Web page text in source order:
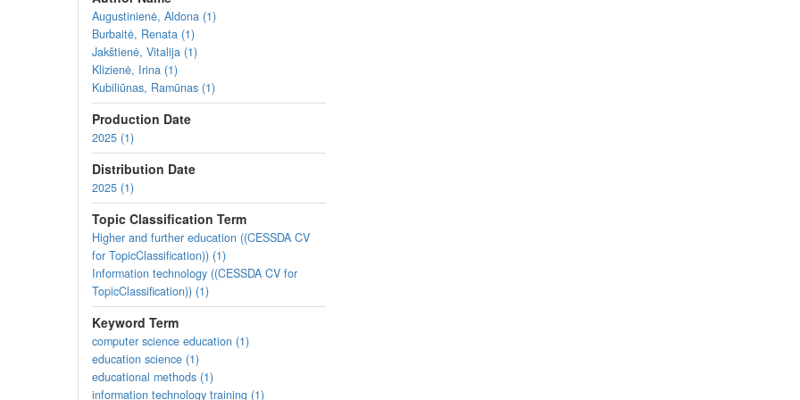
communication tools, while maintaining relevance in both global and local social and technological contexts. The topics
the information society and prepare students to be active, critically thinking, digitally literate citizens.
Lesson plans and tasks
4G and 5G networks. Their development and comparison (Dilanta Vasylienė)
5G and wireless satellite connections (Dilanta Vasylienė)
Internet of Things (IoT) technologies (Dilanta Vasylienė)
5G and wireless satellite connections (Algirdas Litvinas)
Possibilities for using Internet of Things technologies (Algirdas Litvinas)
Virtual communication between the public and information society service providers (Algirdas Litvinas)
A variety of virtual communication and collaboration tools (Sandra Žilvienė)
Background and practice of virtual communication and collaboration options (Sandra Žilvienė)
All lesson plans and tasks for Area E
Lesson plans and tasks were prepared as a part of the project
and Resilience Plan "Next Generation Lithuania", funded by the European Union's Economic Recovery and Resilience
Augustinienė, Aldona (1)
Burbaitė, Renata (1)
Jakštienė, Vitalija (1)
Klizienė, Irina (1)
Kubiliūnas, Ramūnas (1)
Production Date
2025 (1)
Distribution Date
2025 (1)
Topic Classification Term
Higher and further education ((CESSDA CV
for TopicClassification)) (1)
Information technology ((CESSDA CV for
TopicClassification)) (1)
Keyword Term
computer science education (1)
education science (1)
educational methods (1)
information technology training (1)